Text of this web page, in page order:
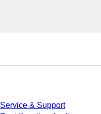
Service & Support